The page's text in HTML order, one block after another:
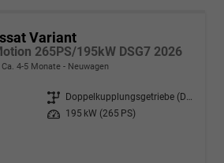
Variant
265PS/195kW DSG7 2026
4-5 Monate Neuwagen
Getriebe
Doppelkupplungsgetriebe (DSG)
Leistung 195 kW (265 PS)